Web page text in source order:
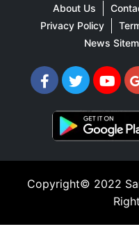
About Us
Privacy Policy
News
Copyright© 2022